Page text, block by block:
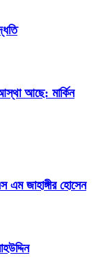
আছে: মার্কিন
এম জাহাঙ্গীর হোসেন